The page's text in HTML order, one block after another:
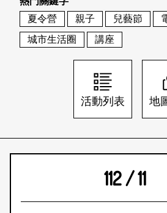
地圖搜尋
關於我們
刊物索取地點
會員基本資料
刊登活動
網站導覽
日本語
夏令營
親子 兒藝節
城市生活圈
講座
活動列表 地
112 / 11